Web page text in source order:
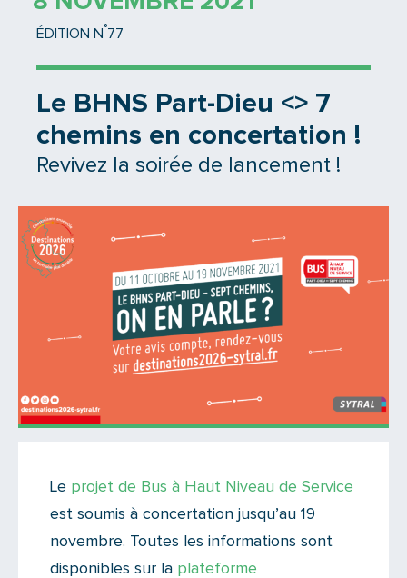
ÉDITION N °77
Le BHNS Part-Dieu <> 7
chemins en concertation !
Revivez la soirée de lancement !
Il y a un commentaire sur cet article
Ajoutez le vôtre
Le projet de Bus à Haut Niveau de Service
est soumis à concertation jusqu’au 19
novembre. Toutes les informations sont
disponibles sur la plateforme